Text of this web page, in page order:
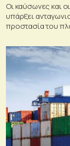
Οι καύσωνες και
υπάρξει
προστασία του